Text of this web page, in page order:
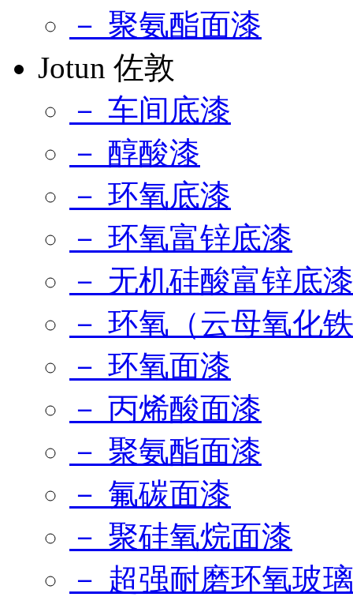
－ 聚氨酯面漆
Jotun 佐敦
－ 车间底漆
－ 醇酸漆
－ 环氧底漆
－ 环氧富锌底漆
－ 无机硅酸富锌底漆
－ 环氧（云母氧化
－ 环氧面漆
－ 丙烯酸面漆
－ 聚氨酯面漆
－ 氟碳面漆
－ 聚硅氧烷面漆
－ 超强耐磨环氧玻